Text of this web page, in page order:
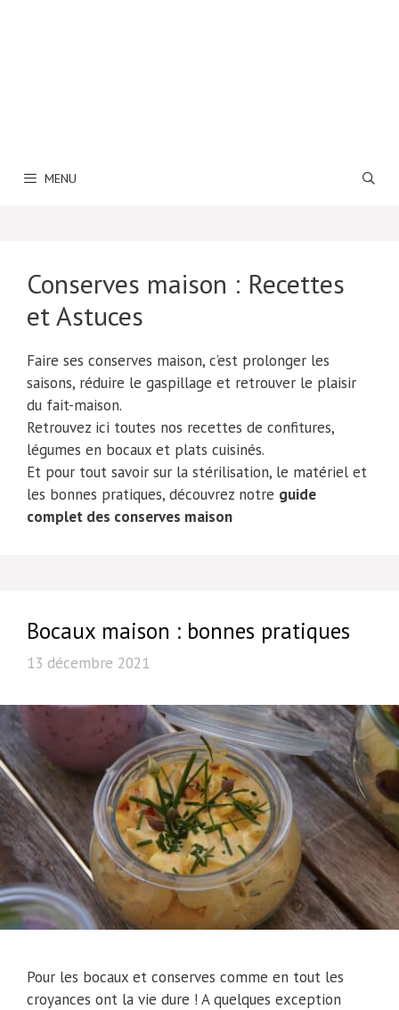
MENU
Conserves maison : Recettes
et Astuces
Faire ses conserves maison, c’est prolonger les
saisons, réduire le gaspillage et retrouver le plaisir
du fait-maison.
Retrouvez ici toutes nos recettes de confitures,
légumes en bocaux et plats cuisinés.
Et pour tout savoir sur la stérilisation, le matériel et
les bonnes pratiques, découvrez notre guide
complet des conserves maison
Bocaux maison : bonnes pratiques
13 décembre 2021
Pour les bocaux et conserves comme en tout les
croyances ont la vie dure ! A quelques exception